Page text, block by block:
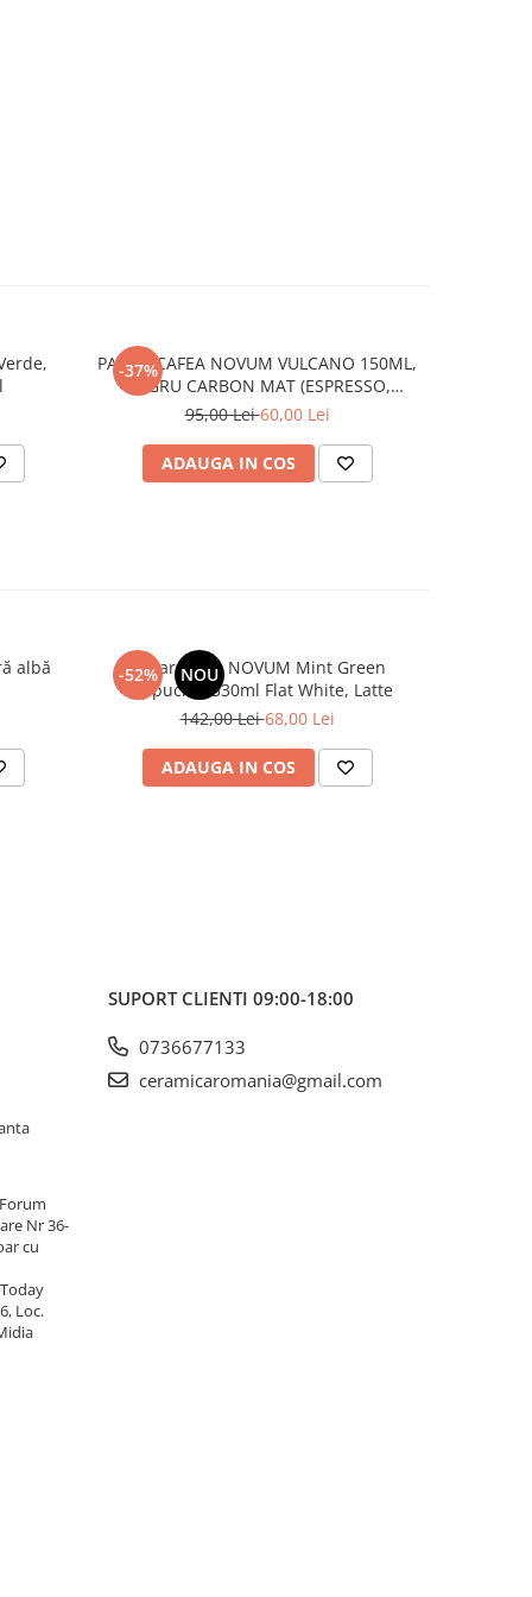
-37%
PAHAR CAFEA NOVUM VULCANO 150ML,
NEGRU CARBON MAT (ESPRESSO,
CAPPUCCINO) GRESIE GLAZURATĂ
95,00 Lei60,00 Lei
ADAUGA IN COS
albă
-52% NOU
Pahar cafea NOVUM Mint Green
Cappucino 330ml Flat White, Latte
142,00 Lei68,00 Lei
ADAUGA IN COS
Nr 36-
cu
Loc.
SUPORT CLIENTI 09:00-18:00
0736677133
ceramicaromania@gmail.com